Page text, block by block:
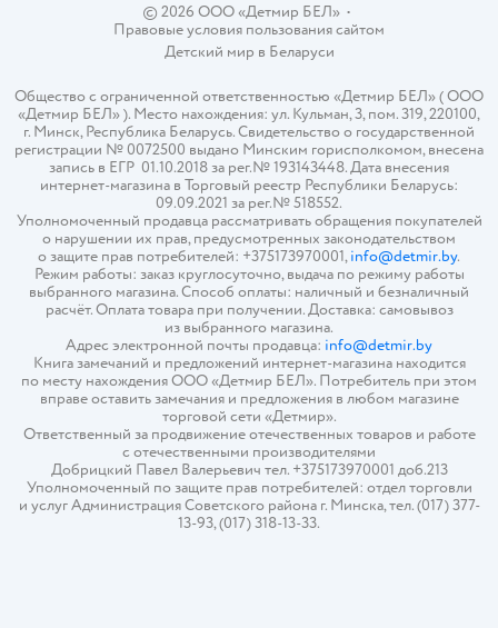
© 2026 ООО «Детмир БЕЛ»•
Правовые условия пользования сайтом
Детский мир в Беларуси
Общество с ограниченной ответственностью «Детмир БЕЛ» ( ООО
«Детмир БЕЛ» ). Место нахождения: ул. Кульман, 3, пом. 319, 220100,
г. Минск, Республика Беларусь. Свидетельство о государственной
регистрации № 0072500 выдано Минским горисполкомом, внесена
запись в ЕГР 01.10.2018 за рег.№ 193143448. Дата внесения
интернет-магазина в Торговый реестр Республики Беларусь:
09.09.2021 за рег.№ 518552.
Уполномоченный продавца рассматривать обращения покупателей
о нарушении их прав, предусмотренных законодательством
о защите прав потребителей: +375173970001,info@detmir.by.
Режим работы: заказ круглосуточно, выдача по режиму работы
выбранного магазина. Способ оплаты: наличный и безналичный
расчёт. Оплата товара при получении. Доставка: самовывоз
из выбранного магазина.
Адрес электронной почты продавца: info@detmir.by
Книга замечаний и предложений интернет-магазина находится
по месту нахождения ООО «Детмир БЕЛ». Потребитель при этом
вправе оставить замечания и предложения в любом магазине
торговой сети «Детмир».
Ответственный за продвижение отечественных товаров и работе
с отечественными производителями
Добрицкий Павел Валерьевич тел. +375173970001 доб.213
Уполномоченный по защите прав потребителей: отдел торговли
и услуг Администрация Советского района г. Минска, тел. (017) 377-
13-93, (017) 318-13-33.